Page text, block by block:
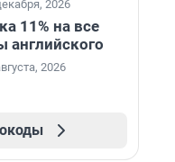
2026
11% на все
английского
2026